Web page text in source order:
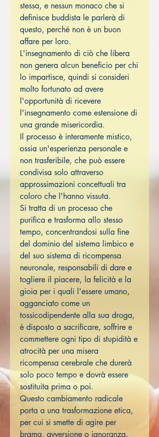
stessa, e nessun monaco che si
definisce buddista le parlerà di
questo, perché non è un buon
affare per loro.
L'insegnamento di ciò che libera
non genera alcun beneficio per chi
lo impartisce, quindi si consideri
molto fortunato ad avere
l'opportunità di ricevere
l'insegnamento come estensione di
una grande misericordia.
Il processo è interamente mistico,
ossia un'esperienza personale e
non trasferibile, che può essere
condivisa solo attraverso
approssimazioni concettuali tra
coloro che l'hanno vissuta.
Si tratta di un processo che
purifica e trasforma allo stesso
tempo, concentrandosi sulla fine
del dominio del sistema limbico e
del suo sistema di ricompensa
neuronale, responsabili di dare e
togliere il piacere, la felicità e la
gioia per i quali l'essere umano,
agganciato come un
tossicodipendente alla sua droga,
è disposto a sacrificare, soffrire e
commettere ogni tipo di stupidità e
atrocità per una misera
ricompensa cerebrale che durerà
solo poco tempo e dovrà essere
sostituita prima o poi.
Questo cambiamento radicale
porta a una trasformazione etica,
per cui si smette di agire per
brama, avversione o ignoranza.